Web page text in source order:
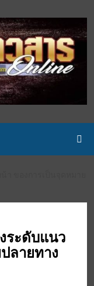
ระดับแนว
ลายทาง